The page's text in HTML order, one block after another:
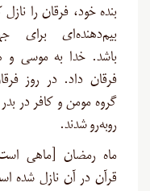
بنده خود، فرقان را نازل
بیم‌دهنده‌ای برای
باشد. خدا به موسی و
فرقان داد. در روز
گروه مومن و کافر در
روبه‌رو شدند.
ماه رمضان [ماهی
قرآن در آن نازل شده